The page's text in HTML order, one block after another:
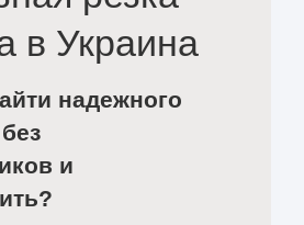
в Украина
надежного
и